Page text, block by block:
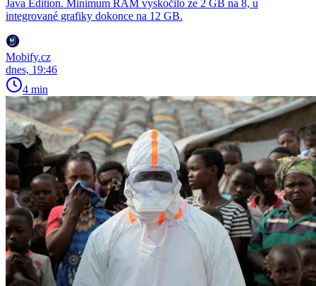
Java Edition. Minimum RAM vyskočilo ze 2 GB na 8, u
integrované grafiky dokonce na 12 GB.
Mobify.cz
dnes, 19:46
4 min